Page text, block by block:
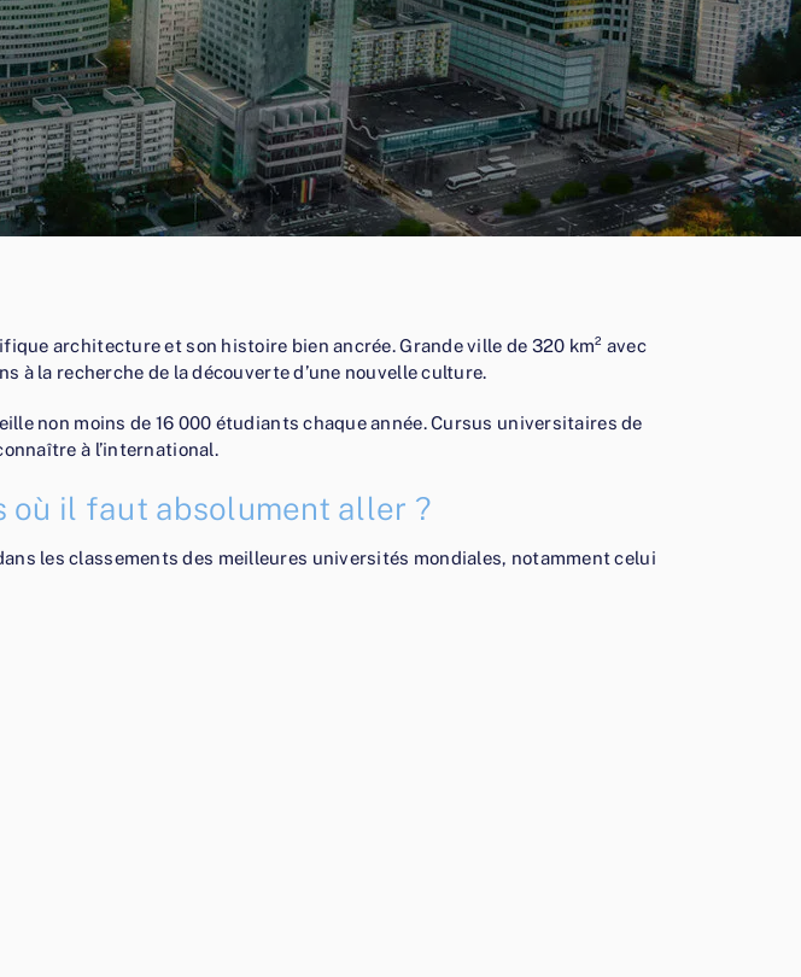
architecture et son histoire bien ancrée. Grande ville de 320 km² avec
à la recherche de la découverte d’une nouvelle culture.
non moins de 16 000 étudiants chaque année. Cursus universitaires de
à l’international.
où il faut absolument aller ?
les classements des meilleures universités mondiales, notamment celui